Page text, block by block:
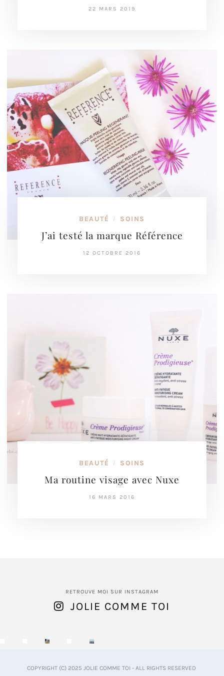
22 MARS 2019
BEAUTÉ / SOINS
J’ai testé la marque Référence
12 OCTOBRE 2016
BEAUTÉ / SOINS
Ma routine visage avec Nuxe
16 MARS 2016
RETROUVE MOI SUR INSTAGRAM
JOLIE COMME TOI
COPYRIGHT (C) 2025 JOLIE COMME TOI - ALL RIGHTS RESERVED